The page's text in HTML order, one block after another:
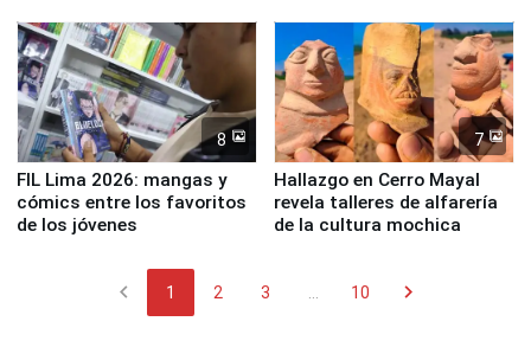
8
FIL Lima 2026: mangas y
cómics entre los favoritos
de los jóvenes
7
Hallazgo en Cerro Mayal
revela talleres de alfarería
de la cultura mochica
chevron_left 1 2 3 10 chevron_right